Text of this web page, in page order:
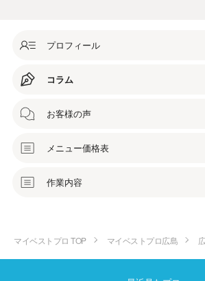
プロフィール
コラム
お客様の声
メニュー価格表
作業内容
マイベストプロ TOP マイベストプロ広島